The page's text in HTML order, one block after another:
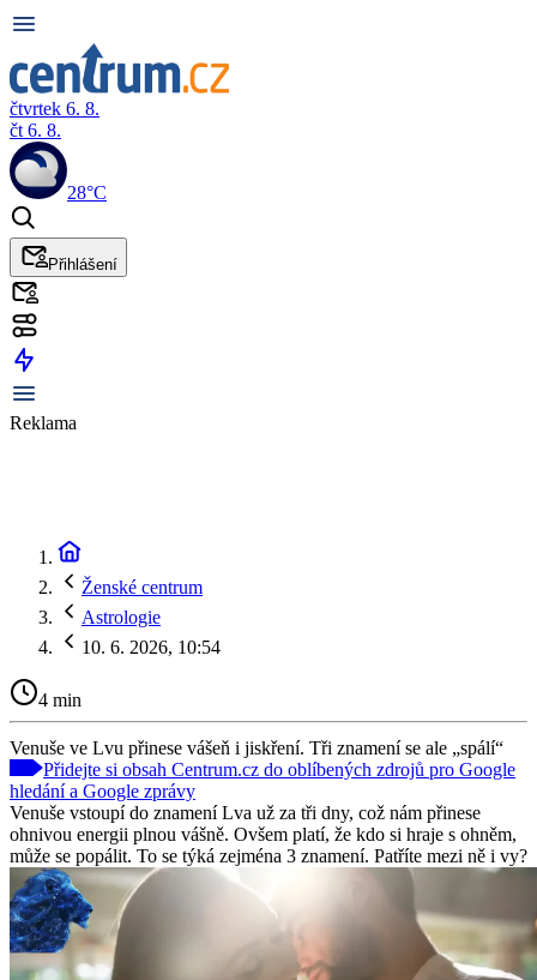
čtvrtek 6. 8.
čt 6. 8.
28°C
Přihlášení
Reklama
Ženské centrum
Astrologie
10. 6. 2026, 10:54
4 min
Venuše ve Lvu přinese vášeň i jiskření. Tři znamení se ale „spálí“
Přidejte si obsah Centrum.cz do oblíbených zdrojů pro Google
hledání a Google zprávy
Venuše vstoupí do znamení Lva už za tři dny, což nám přinese
ohnivou energii plnou vášně. Ovšem platí, že kdo si hraje s ohněm,
může se popálit. To se týká zejména 3 znamení. Patříte mezi ně i vy?